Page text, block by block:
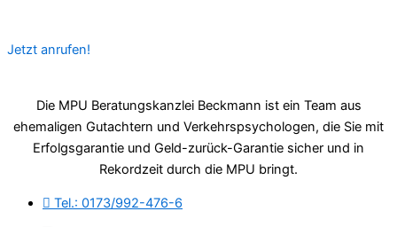
Jetzt anrufen!
Die MPU Beratungskanzlei Beckmann ist ein Team aus
ehemaligen Gutachtern und Verkehrspsychologen, die Sie mit
Erfolgsgarantie und Geld-zurück-Garantie sicher und in
Rekordzeit durch die MPU bringt.
Tel.: 0173/992-476-6